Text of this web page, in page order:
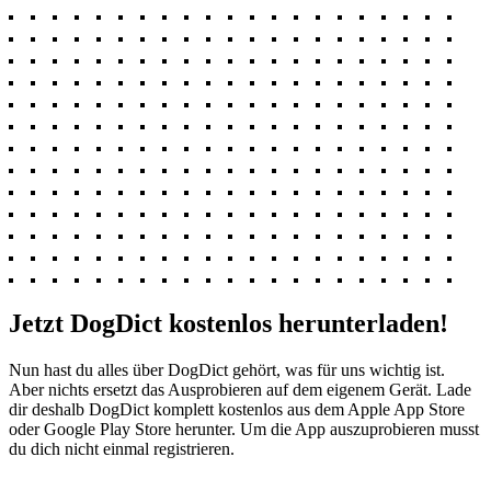
Jetzt DogDict kostenlos herunterladen!
Nun hast du alles über DogDict gehört, was für uns wichtig ist.
Aber nichts ersetzt das Ausprobieren auf dem eigenem Gerät. Lade
dir deshalb DogDict komplett kostenlos aus dem Apple App Store
oder Google Play Store herunter. Um die App auszuprobieren musst
du dich nicht einmal registrieren.